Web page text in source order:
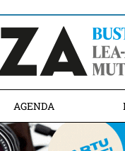
AGENDA